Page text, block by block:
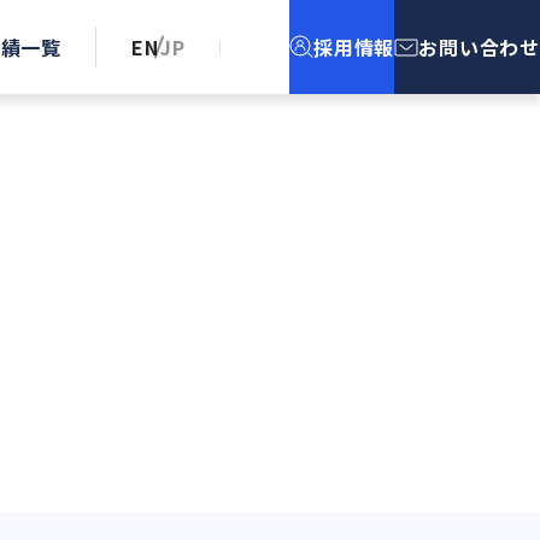
一覧 ENJP 採用情報 お問い合わせ